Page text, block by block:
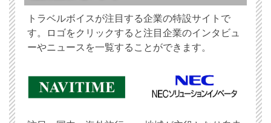
トラベルボイスが注目する企業の特設サイトで
す。ロゴをクリックすると注目企業のインタビュ
ーやニュースを一覧することができます。